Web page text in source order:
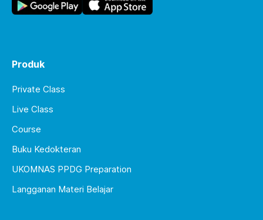
Produk
Private Class
Live Class
Course
Buku Kedokteran
UKOMNAS PPDG Preparation
Langganan Materi Belajar